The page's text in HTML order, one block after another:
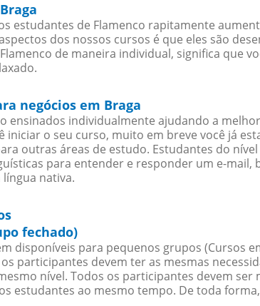
estudantes de Flamenco rapitamente
dos nossos cursos é que eles são
de maneira individual, significa que
negócios em Braga
ensinados individualmente ajudando a
iniciar o seu curso, muito em breve você já
outras áreas de estudo. Estudantes do
para entender e responder um e-mail,
nativa.
fechado)
disponíveis para pequenos grupos (Cursos
participantes devem ter as mesmas
nível. Todos os participantes devem
estudantes ao mesmo tempo. De toda